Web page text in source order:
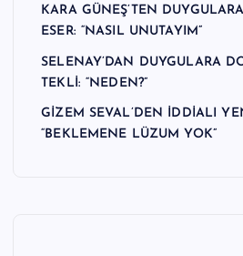
KARA GÜNEŞ’TEN
ESER: “NASIL UNUTAYIM”
SELENAY’DAN DUYGULARA
TEKLİ: “NEDEN?”
GİZEM SEVAL’DEN İDDİALI
“BEKLEMENE LÜZUM YOK”